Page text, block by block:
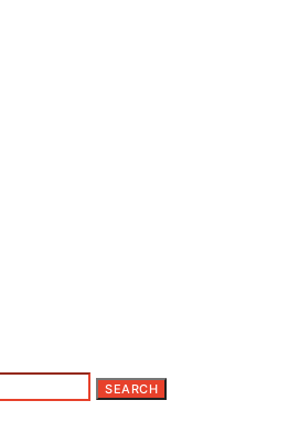
SEARCH